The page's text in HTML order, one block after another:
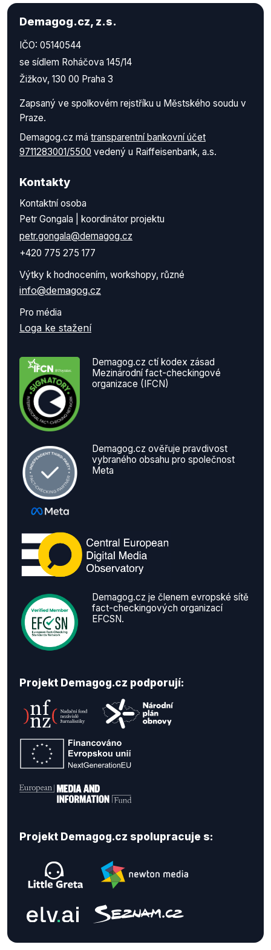
Demagog.cz, z.s.
IČO: 05140544
se sídlem Roháčova 145/14
Žižkov, 130 00 Praha 3
Zapsaný ve spolkovém rejstříku u Městského soudu v
Praze.
Demagog.cz má transparentní bankovní účet
9711283001/5500 vedený u Raiffeisenbank, a.s.
Kontakty
Kontaktní osoba
Petr Gongala | koordinátor projektu
petr.gongala@demagog.cz
+420 775 275 177
Výtky k hodnocením, workshopy, různé
info@demagog.cz
Pro média
Loga ke stažení
Demagog.cz ctí kodex zásad
Mezinárodní fact-checkingové
organizace (IFCN)
Demagog.cz ověřuje pravdivost
vybraného obsahu pro společnost
Meta
Demagog.cz je členem evropské sítě
fact-checkingových organizací
EFCSN.
Projekt Demagog.cz podporují:
Projekt Demagog.cz spolupracuje s: